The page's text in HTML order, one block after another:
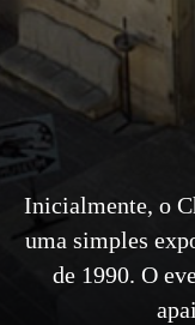
Inicialmente, o
uma simples
de 1990. O